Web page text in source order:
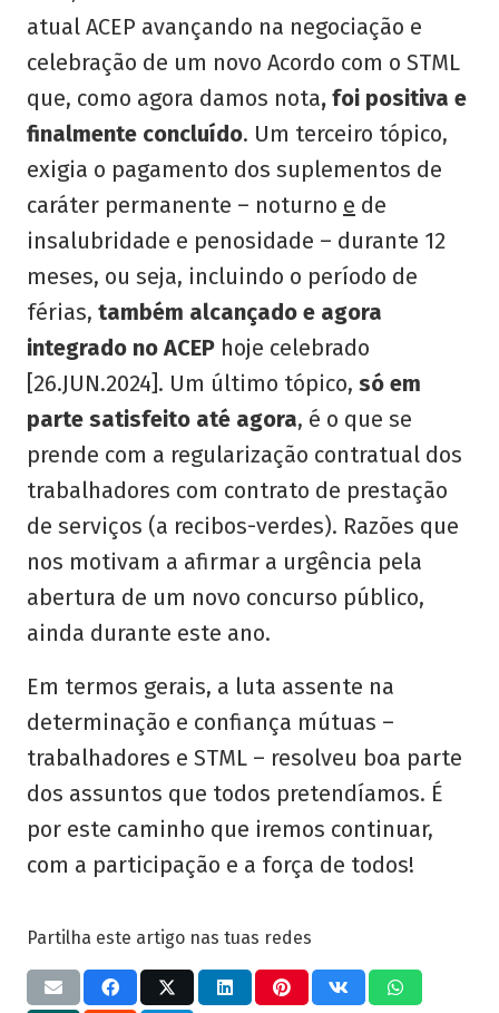
atual ACEP avançando na negociação e
celebração de um novo Acordo com o STML
que, como agora damos nota, foi positiva e
finalmente concluído. Um terceiro tópico,
exigia o pagamento dos suplementos de
caráter permanente – noturno e de
insalubridade e penosidade – durante 12
meses, ou seja, incluindo o período de
férias, também alcançado e agora
integrado no ACEP hoje celebrado
[26.JUN.2024]. Um último tópico, só em
parte satisfeito até agora, é o que se
prende com a regularização contratual dos
trabalhadores com contrato de prestação
de serviços (a recibos-verdes). Razões que
nos motivam a afirmar a urgência pela
abertura de um novo concurso público,
ainda durante este ano.
Em termos gerais, a luta assente na
determinação e confiança mútuas –
trabalhadores e STML – resolveu boa parte
dos assuntos que todos pretendíamos. É
por este caminho que iremos continuar,
com a participação e a força de todos!
Partilha este artigo nas tuas redes